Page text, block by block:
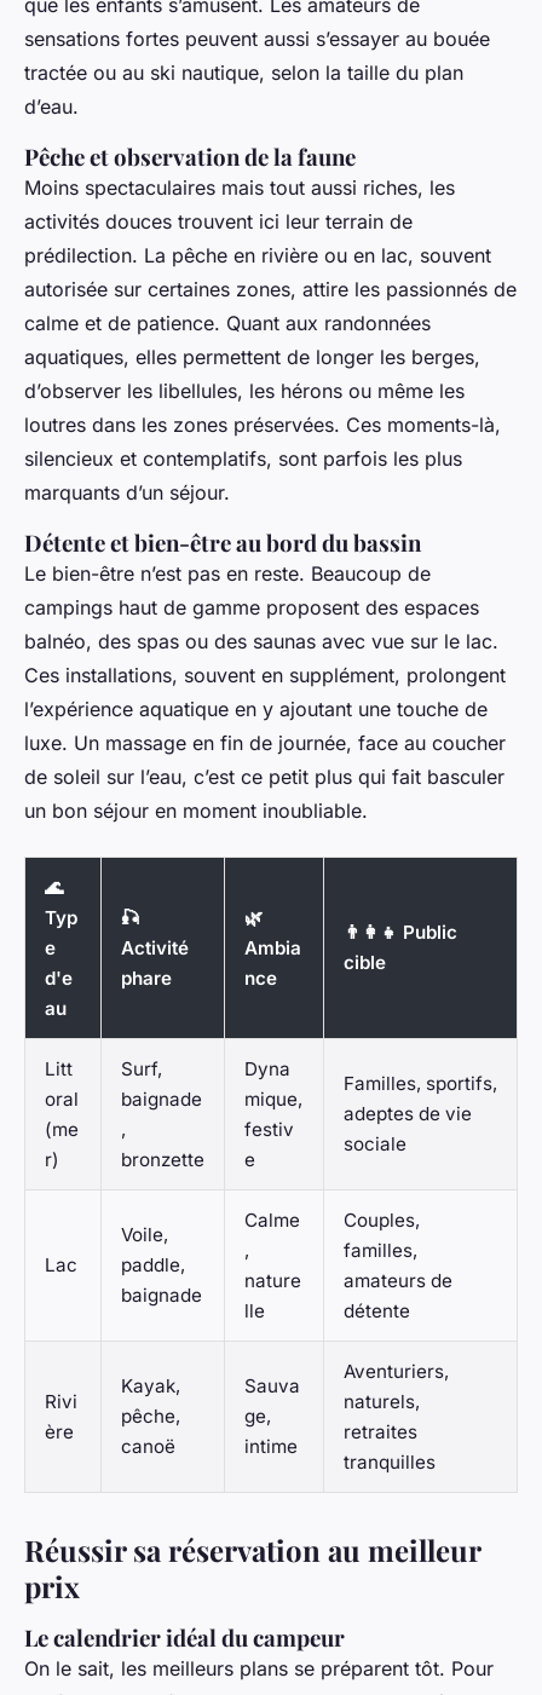
que les enfants s’amusent. Les amateurs de
sensations fortes peuvent aussi s’essayer au bouée
tractée ou au ski nautique, selon la taille du plan
d’eau.
Pêche et observation de la faune
Moins spectaculaires mais tout aussi riches, les
activités douces trouvent ici leur terrain de
prédilection. La pêche en rivière ou en lac, souvent
autorisée sur certaines zones, attire les passionnés de
calme et de patience. Quant aux randonnées
aquatiques, elles permettent de longer les berges,
d’observer les libellules, les hérons ou même les
loutres dans les zones préservées. Ces moments-là,
silencieux et contemplatifs, sont parfois les plus
marquants d’un séjour.
Détente et bien-être au bord du bassin
Le bien-être n’est pas en reste. Beaucoup de
campings haut de gamme proposent des espaces
balnéo, des spas ou des saunas avec vue sur le lac.
Ces installations, souvent en supplément, prolongent
l’expérience aquatique en y ajoutant une touche de
luxe. Un massage en fin de journée, face au coucher
de soleil sur l’eau, c’est ce petit plus qui fait basculer
un bon séjour en moment inoubliable.
🌊
Typ
e
d'e
au
🎣
Activité
phare
🌿
Ambia
nce
👨‍👩‍👧 Public
cible
Litt
oral
(me
r)
Surf,
baignade
,
bronzette
Dyna
mique,
festiv
e
Familles, sportifs,
adeptes de vie
sociale
Lac
Voile,
paddle,
baignade
Calme
,
nature
lle
Couples,
familles,
amateurs de
détente
Rivi
ère
Kayak,
pêche,
canoë
Sauva
ge,
intime
Aventuriers,
naturels,
retraites
tranquilles
Réussir sa réservation au meilleur
prix
Le calendrier idéal du campeur
On le sait, les meilleurs plans se préparent tôt. Pour